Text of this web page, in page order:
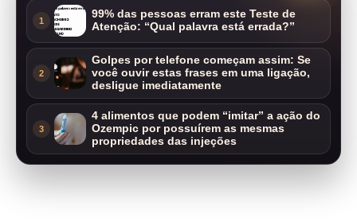
1
99% das pessoas erram este Teste de
Atenção: “Qual palavra está errada?”
2
Golpes por telefone começam assim: Se
você ouvir estas frases em uma ligação,
desligue imediatamente
3
4 alimentos que podem “imitar” a ação do
Ozempic por possuírem as mesmas
propriedades das injeções